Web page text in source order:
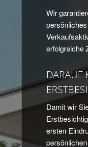
Wir
erfolgreiche
DARAUF
Damit wir
ersten